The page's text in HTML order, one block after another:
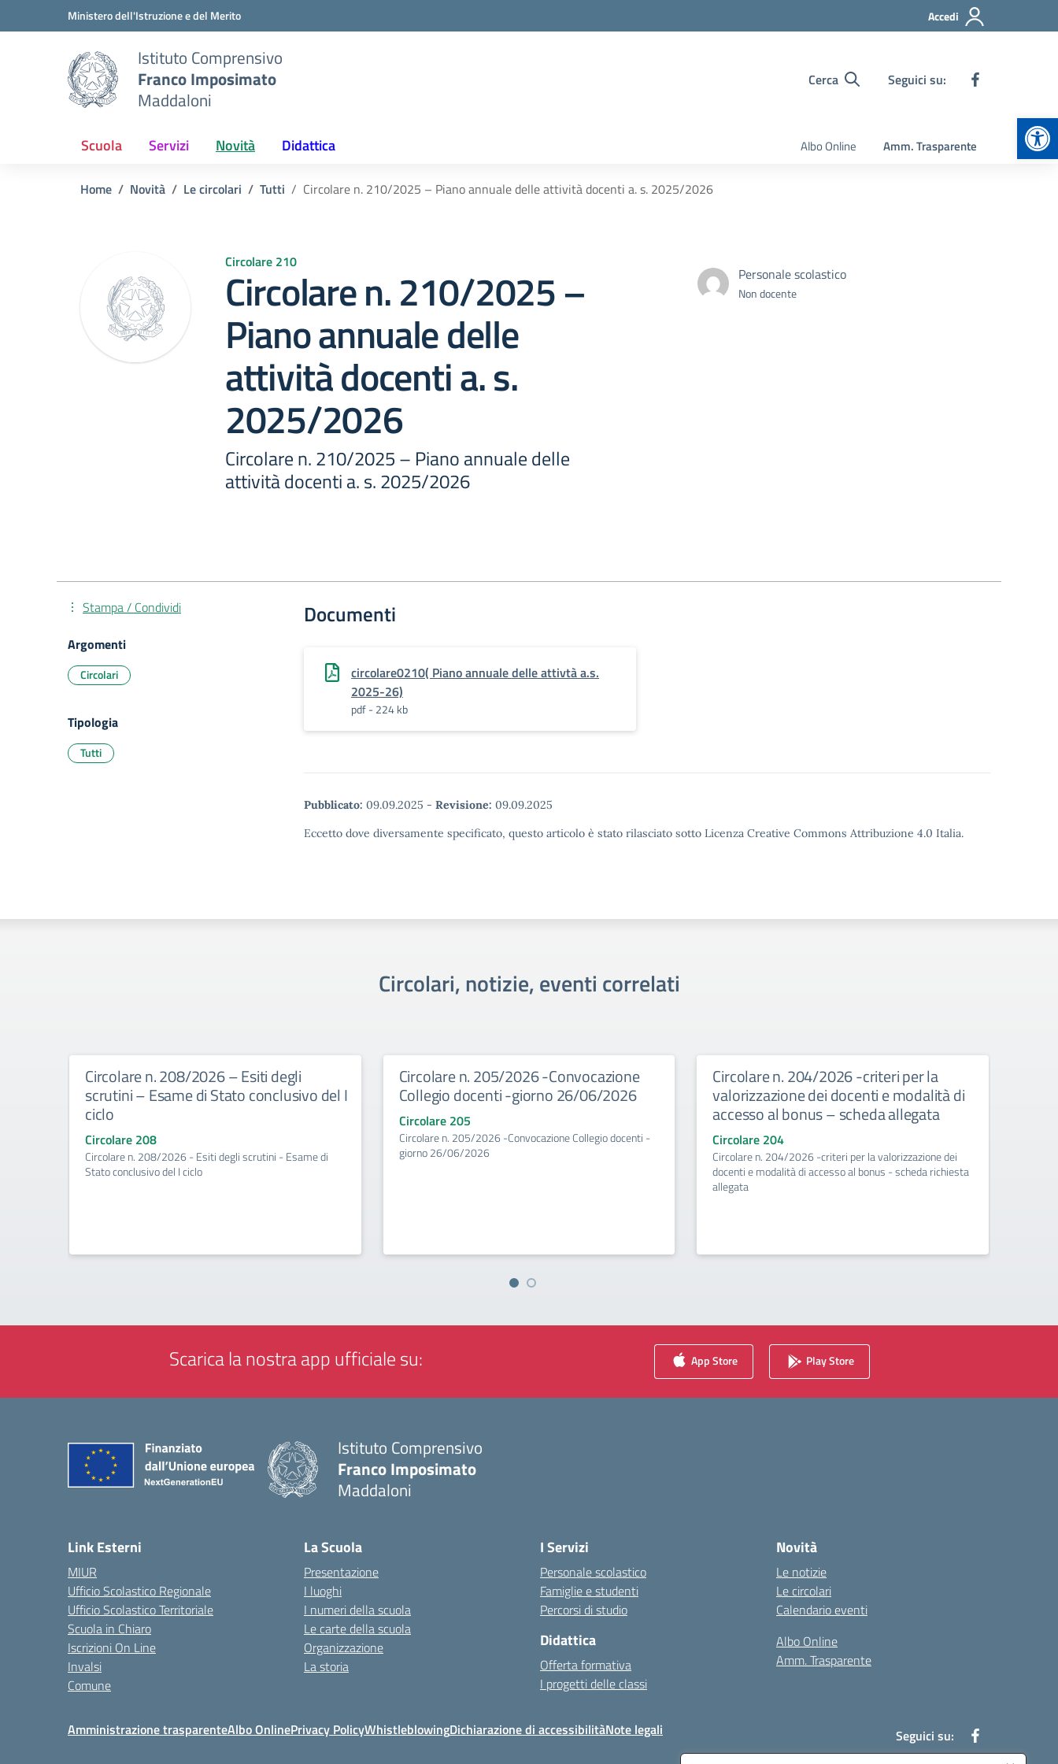
Vai ai contenuti
Vai al menu di navigazioneMinistero dell'Istruzione e del Merito Accedi
Istituto Comprensivo
Franco Imposimato
Maddaloni
Cerca Seguici su:
Scuola Servizi Novità Didattica Albo Online Amm. Trasparente
Home Novità Le circolari Tutti Circolare n. 210/2025 – Piano annuale delle attività docenti a. s. 2025/2026
Circolare 210
Circolare n. 210/2025 –
Piano annuale delle
attività docenti a. s.
2025/2026
Circolare n. 210/2025 – Piano annuale delle
attività docenti a. s. 2025/2026
Personale scolastico
Non docente
Documenti
circolare0210( Piano annuale delle attivtà a.s.
2025-26)
pdf - 224 kb
Pubblicato: 09.09.2025 - Revisione: 09.09.2025
Eccetto dove diversamente specificato, questo articolo è stato rilasciato sotto Licenza Creative Commons Attribuzione 4.0 Italia.
Stampa / Condividi
Argomenti
Circolari
Tipologia
Tutti
Circolari, notizie, eventi correlati
Circolare n. 208/2026 – Esiti degli
scrutini – Esame di Stato conclusivo del I
ciclo
Circolare 208
Circolare n. 208/2026 - Esiti degli scrutini - Esame di
Stato conclusivo del I ciclo
Circolare n. 205/2026 -Convocazione
Collegio docenti -giorno 26/06/2026
Circolare 205
Circolare n. 205/2026 -Convocazione Collegio docenti -
giorno 26/06/2026
Circolare n. 204/2026 -criteri per la
valorizzazione dei docenti e modalità di
accesso al bonus – scheda allegata
Circolare 204
Circolare n. 204/2026 -criteri per la valorizzazione dei
docenti e modalità di accesso al bonus - scheda richiesta
allegata
Scarica la nostra app ufficiale su: App Store Play Store
Istituto Comprensivo
Franco Imposimato
Maddaloni
Link Esterni
MIUR
Ufficio Scolastico Regionale
Ufficio Scolastico Territoriale
Scuola in Chiaro
Iscrizioni On Line
Invalsi
Comune
La Scuola
Presentazione
I luoghi
I numeri della scuola
Le carte della scuola
Organizzazione
La storia
I Servizi
Personale scolastico
Famiglie e studenti
Percorsi di studio
Didattica
Offerta formativa
I progetti delle classi
Novità
Le notizie
Le circolari
Calendario eventi
Albo Online
Amm. Trasparente
Amministrazione trasparenteAlbo OnlinePrivacy PolicyWhistleblowingDichiarazione di accessibilitàNote legali Seguici su: